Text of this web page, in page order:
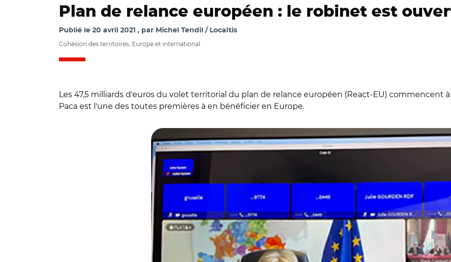
Plan de relance européen : le robinet est
Publié le 20 avril 2021 par Michel Tendil / Localtis
Cohésion des territoires, Europe et international
Les 47,5 milliards d'euros du volet territorial du plan de relance européen (React-EU) commencent
Paca est l'une des toutes premières à en bénéficier en Europe.